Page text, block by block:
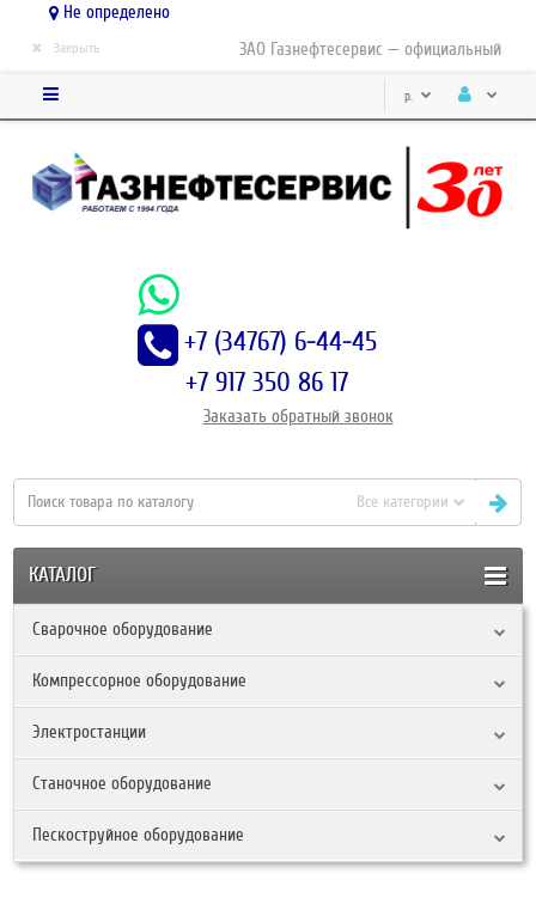
Не определено
ЗАО Газнефтесервис — официальный
× Закрыть
р.
+7 (34767) 6-44-45
+7 917 350 86 17
Заказать обратный звонок
Все категории
КАТАЛОГ
Сварочное оборудование
Компрессорное оборудование
Электростанции
Станочное оборудование
Пескоструйное оборудование